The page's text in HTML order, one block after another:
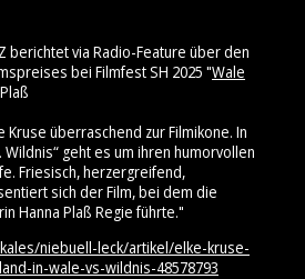
berichtet via Radio-Feature über den
bei Filmfest SH 2025 "Wale
Kruse überraschend zur Filmikone. In
Wildnis“ geht es um ihren humorvollen
Friesisch, herzergreifend,
sich der Film, bei dem die
Hanna Plaß Regie führte."
niebuell-leck/artikel/elke-kruse-
in-wale-vs-wildnis-48578793